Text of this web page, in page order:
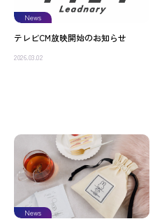
News
テレビCM放映開始のお知らせ
2026.03.02
News